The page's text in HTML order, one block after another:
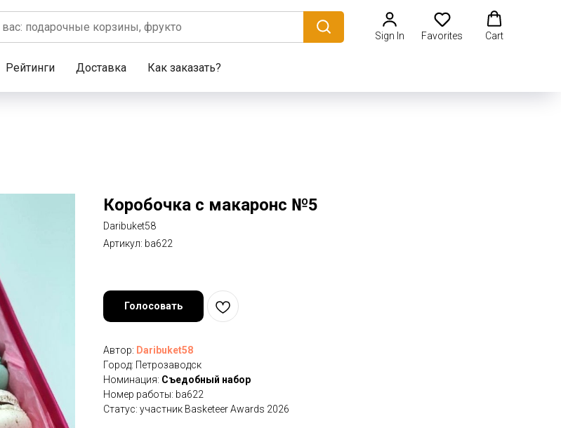
Sign In Favorites Cart
Рейтинги Доставка Как заказать?
Коробочка с макаронс №5
Daribuket58
Артикул: ba622
Голосовать
Автор: Daribuket58
Город: Петрозаводск
Номинация: Cъедобный набор
Номер работы: ba622
Статус: участник Basketeer Awards 2026